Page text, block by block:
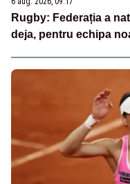
Rugby: Federația a
deja, pentru echipa